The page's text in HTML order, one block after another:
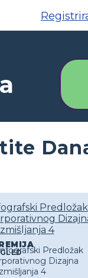
Predložak
4